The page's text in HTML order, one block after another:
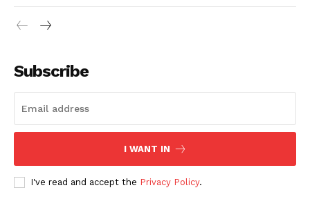
Subscribe
I WANT IN
I've read and accept the Privacy Policy.